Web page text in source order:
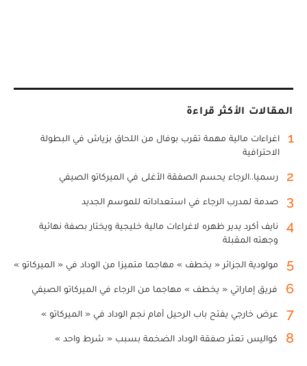
المقالات الأكثر قراءة
1
اغراءات مالية مهمة تقرب بوفال من اللحاق بزياش في البطولة
الاحترافية
2 رسميا..الرجاء يحسم الصفقة الأغلى في الميركاتو الصيفي
3 صدمة لمدرب الرجاء في استعداداته للموسم الجديد
4
نايف أكرد يدير ظهره لاغراءات مالية خليجية ويختار بصفة نهائية
وجهته المقبلة
5 مولودية الجزائر « يخطف » مهاجما متميزا من الوداد في « الميركاتو »
6 فريق إماراتي « يخطف » مهاجما من الرجاء في الميركاتو الصيفي
7 عرض خارجي يفتح باب الرحيل أمام نجم الوداد في « الميركاتو »
8 كواليس تعثر صفقة الوداد الضخمة بسبب « شرط واحد »